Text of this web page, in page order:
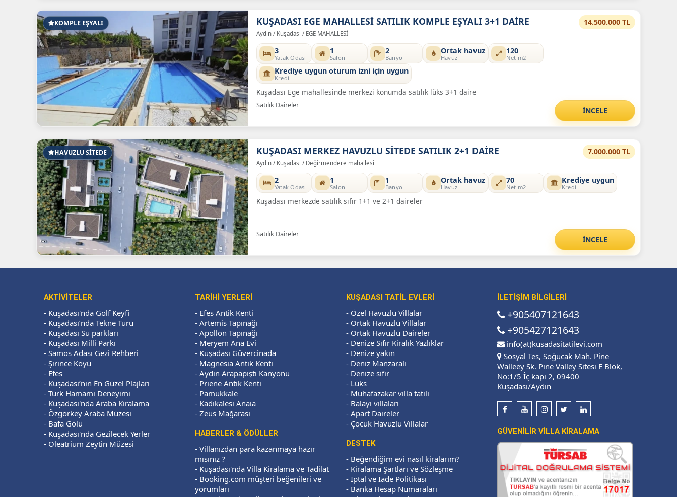
KOMPLE EŞYALI KUŞADASI EGE MAHALLESİ SATILIK KOMPLE EŞYALI 3+1 DAİRE 14.500.000 TL
Aydın / Kuşadası / EGE MAHALLESİ
3
Yatak Odası
1
Salon
2
Banyo
Ortak havuz
Havuz
120
Net m2
Krediye uygun oturum izni için uygun
Kredi
Kuşadası Ege mahallesinde merkezi konumda satılık lüks 3+1 daire
Satılık Daireler
İNCELE
HAVUZLU SİTEDE KUŞADASI MERKEZ HAVUZLU SİTEDE SATILIK 2+1 DAİRE 7.000.000 TL
Aydın / Kuşadası / Değirmendere mahallesi
2
Yatak Odası
1
Salon
1
Banyo
Ortak havuz
Havuz
70
Net m2
Krediye uygun
Kredi
Kuşadası merkezde satılık sıfır 1+1 ve 2+1 daireler
Satılık Daireler
İNCELE
AKTIVITELER
- Kuşadası'nda Golf Keyfi
- Kuşadası’nda Tekne Turu
- Kuşadası Su parkları
- Kuşadası Milli Parkı
- Samos Adası Gezi Rehberi
- Şirince Köyü
- Efes
- Kuşadası’nın En Güzel Plajları
- Türk Hamamı Deneyimi
- Kuşadası'nda Araba Kiralama
- Özgörkey Araba Müzesi
- Bafa Gölü
- Kuşadası'nda Gezilecek Yerler
- Oleatrium Zeytin Müzesi
TARIHI YERLERI
- Efes Antik Kenti
- Artemis Tapınağı
- Apollon Tapınağı
- Meryem Ana Evi
- Kuşadası Güvercinada
- Magnesia Antik Kenti
- Aydın Arapapıştı Kanyonu
- Priene Antik Kenti
- Pamukkale
- Kadıkalesi Anaia
- Zeus Mağarası
HABERLER & ÖDÜLLER
- Villanızdan para kazanmaya hazır
mısınız ?
- Kuşadası'nda Villa Kiralama ve Tadilat
- Booking.com müşteri beğenileri ve
yorumları
KUŞADASI TATİL EVLERİ
- Özel Havuzlu Villalar
- Ortak Havuzlu Villalar
- Ortak Havuzlu Daireler
- Denize Sıfır Kiralık Yazlıklar
- Denize yakın
- Deniz Manzaralı
- Denize sıfır
- Lüks
- Muhafazakar villa tatili
- Balayı villaları
- Apart Daireler
- Çocuk Havuzlu Villalar
DESTEK
- Beğendiğim evi nasıl kiralarım?
- Kiralama Şartları ve Sözleşme
- İptal ve İade Politikası
- Banka Hesap Numaraları
İLETİŞİM BİLGİLERİ
+905407121643
+905427121643
info(at)kusadasitatilevi.com
Sosyal Tes, Soğucak Mah. Pine
Walleey Sk. Pine Valley Sitesi E Blok,
No:1/5 İç kapı 2, 09400
Kuşadası/Aydın
GÜVENİLİR VİLLA KİRALAMA